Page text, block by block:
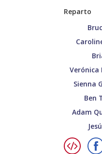
Reparto
Verónica
Sienna
Ben
Adam